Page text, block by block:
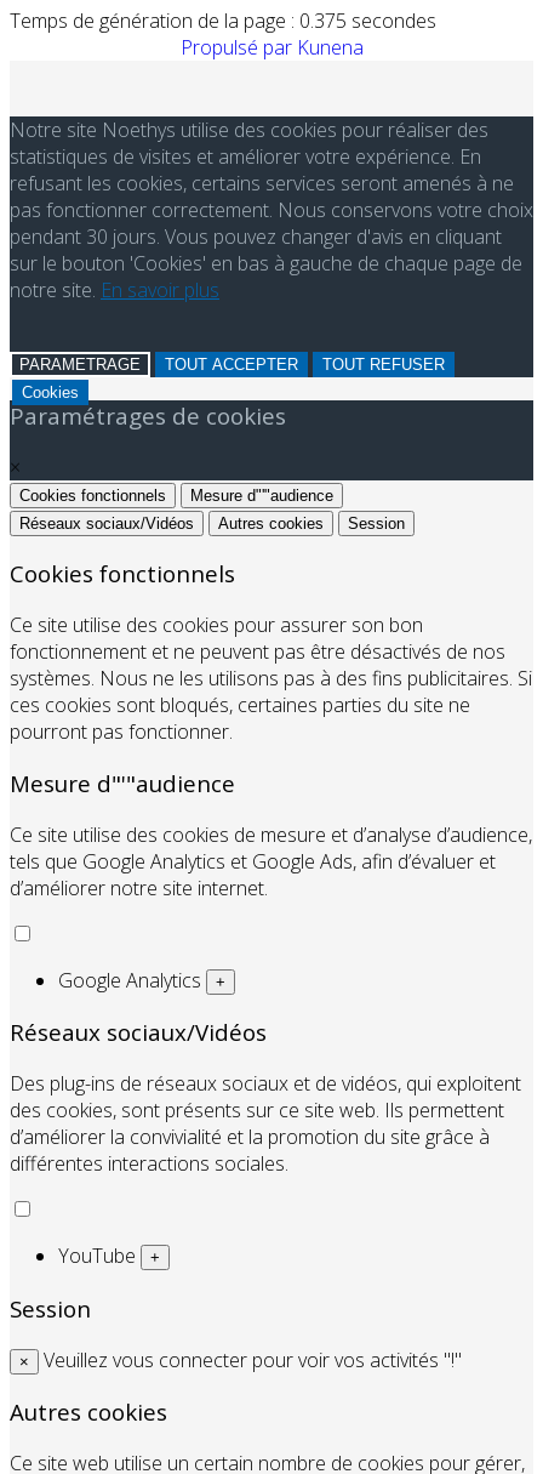
Temps de génération de la page : 0.375 secondes
Propulsé par Kunena
Notre site Noethys utilise des cookies pour réaliser des
statistiques de visites et améliorer votre expérience. En
refusant les cookies, certains services seront amenés à ne
pas fonctionner correctement. Nous conservons votre choix
pendant 30 jours. Vous pouvez changer d'avis en cliquant
sur le bouton 'Cookies' en bas à gauche de chaque page de
notre site. En savoir plus
PARAMETRAGE TOUT ACCEPTER
TOUT REFUSER
Cookies
Paramétrages de cookies
×
Cookies fonctionnels
Mesure d"'"audience
Réseaux sociaux/Vidéos
Autres cookies Session
Cookies fonctionnels
Ce site utilise des cookies pour assurer son bon
fonctionnement et ne peuvent pas être désactivés de nos
systèmes. Nous ne les utilisons pas à des fins publicitaires. Si
ces cookies sont bloqués, certaines parties du site ne
pourront pas fonctionner.
Mesure d"'"audience
Ce site utilise des cookies de mesure et d’analyse d’audience,
tels que Google Analytics et Google Ads, afin d’évaluer et
d’améliorer notre site internet.
Google Analytics +
Réseaux sociaux/Vidéos
Des plug-ins de réseaux sociaux et de vidéos, qui exploitent
des cookies, sont présents sur ce site web. Ils permettent
d’améliorer la convivialité et la promotion du site grâce à
différentes interactions sociales.
YouTube +
Session
× Veuillez vous connecter pour voir vos activités "!"
Autres cookies
Ce site web utilise un certain nombre de cookies pour gérer,